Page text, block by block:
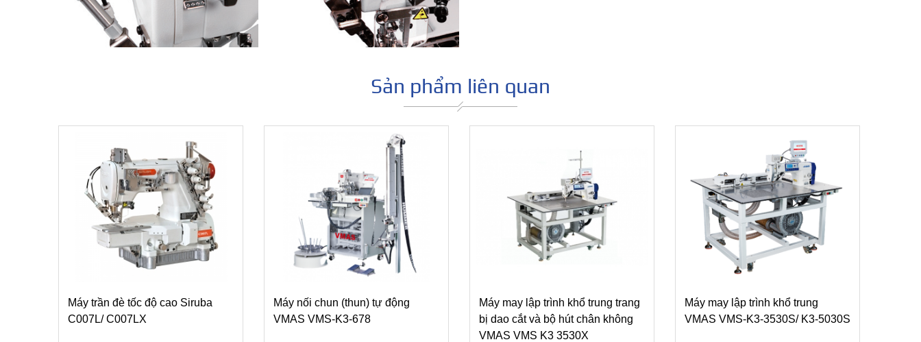
Sản phẩm liên quan
Máy trần đè tốc độ cao Siruba
C007L/ C007LX
Máy nối chun (thun) tự động
VMAS VMS-K3-678
Máy may lập trình khổ trung trang
bị dao cắt và bộ hút chân không
VMAS VMS K3 3530X
Máy may lập trình khổ trung
VMAS VMS-K3-3530S/ K3-5030S